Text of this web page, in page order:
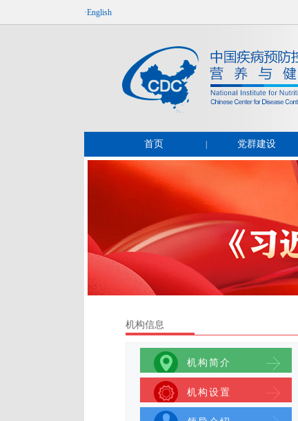
·English
首页 党群建设
机构信息
机构简介
机构设置